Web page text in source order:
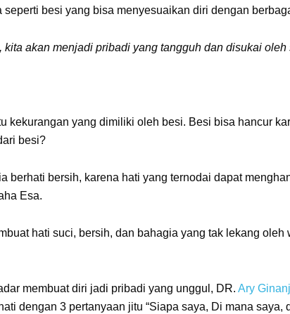
seperti besi yang bisa menyesuaikan diri dengan
kita akan menjadi pribadi yang tangguh dan disukai oleh
kekurangan yang dimiliki oleh besi. Besi bisa hancur
besi?
berhati bersih, karena hati yang ternodai dapat
Esa.
hati suci, bersih, dan bahagia yang tak lekang oleh
membuat diri jadi pribadi yang unggul, DR. Ary
dengan 3 pertanyaan jitu “Siapa saya, Di mana saya,